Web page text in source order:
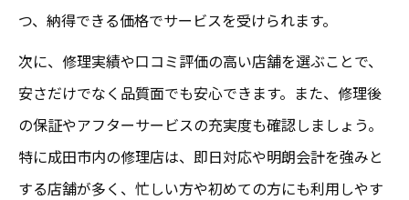
つ、納得できる価格でサービスを受けられます。
次に、修理実績や口コミ評価の高い店舗を選ぶことで、
安さだけでなく品質面でも安心できます。また、修理後
の保証やアフターサービスの充実度も確認しましょう。
特に成田市内の修理店は、即日対応や明朗会計を強みと
する店舗が多く、忙しい方や初めての方にも利用しやす